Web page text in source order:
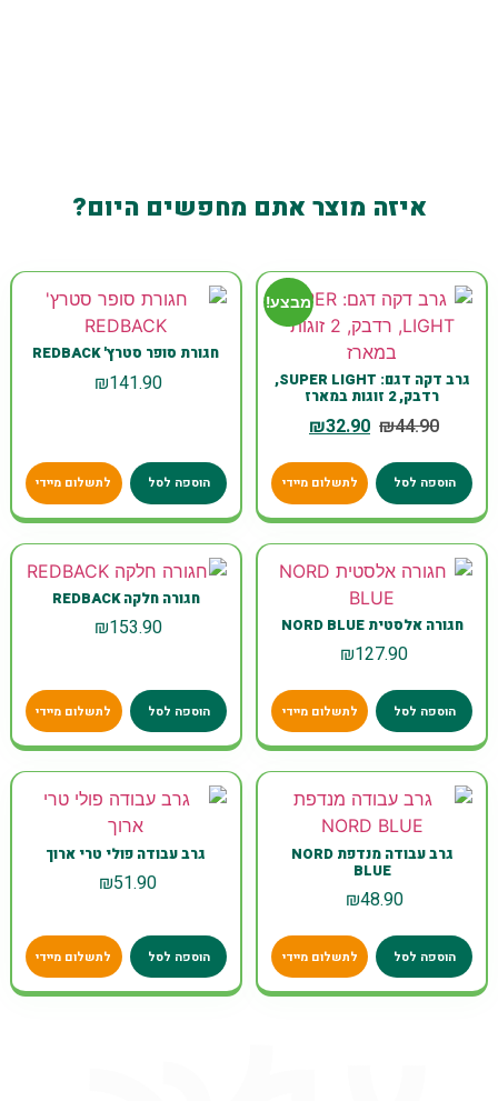
איזה מוצר אתם מחפשים היום?
מבצע!
גרב דקה דגם: SUPER LIGHT,
רדבק, 2 זוגות במארז
₪44.90
₪32.90
הוספה לסל לתשלום מיידי
חגורת סופר סטרץ' REDBACK
₪141.90
הוספה לסל לתשלום מיידי
חגורה אלסטית NORD BLUE
₪127.90
הוספה לסל לתשלום מיידי
חגורה חלקה REDBACK
₪153.90
הוספה לסל לתשלום מיידי
גרב עבודה מנדפת NORD
BLUE
₪48.90
הוספה לסל לתשלום מיידי
גרב עבודה פולי טרי ארוך
₪51.90
הוספה לסל לתשלום מיידי